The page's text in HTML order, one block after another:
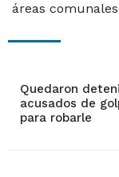
áreas
Quedaron
acusados de
para robarle